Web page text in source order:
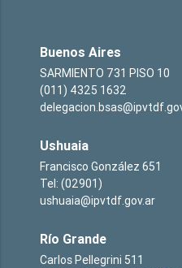
Buenos Aires
SARMIENTO 731 PISO 10
(011) 4325 1632
Ushuaia
Francisco González 651
Tel: (02901)
ushuaia@ipvtdf.gov.ar
Río Grande
Carlos Pellegrini 511